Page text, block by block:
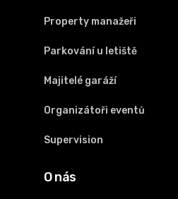
Property manažeři
Parkování u letiště
Majitelé garáží
Organizátoři eventů
Supervision
O nás